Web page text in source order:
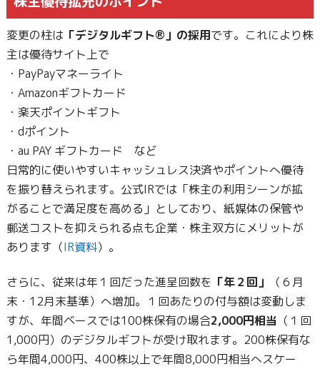
変更の柱は「デジタルギフト®」の採用です。これにより株
主は優待サイト上で
・PayPayマネーライト
・Amazonギフトカード
・楽天ポイントギフト
・dポイント
・au PAY ギフトカード など
日常的に使いやすいキャッシュレス決済やポイントへ優待
を振り替えられます。公式IRでは「株主の利用シーンが拡
がることで満足度を高める」としており、紙媒体の保管や
郵送コストを抑えられる点も企業・株主双方にメリットが
あります（IR資料）。
さらに、従来は年１回だった進呈回数を 「年２回」
（６月
末・12月末基準）へ増加。１回あたりの付与額は変動しま
すが、年間ベースでは100株保有の場合2,000円相当 （１回
1,000円）のデジタルギフトが受け取れます。200株保有な
ら年間4,000円、400株以上で年間8,000円相当へスケー